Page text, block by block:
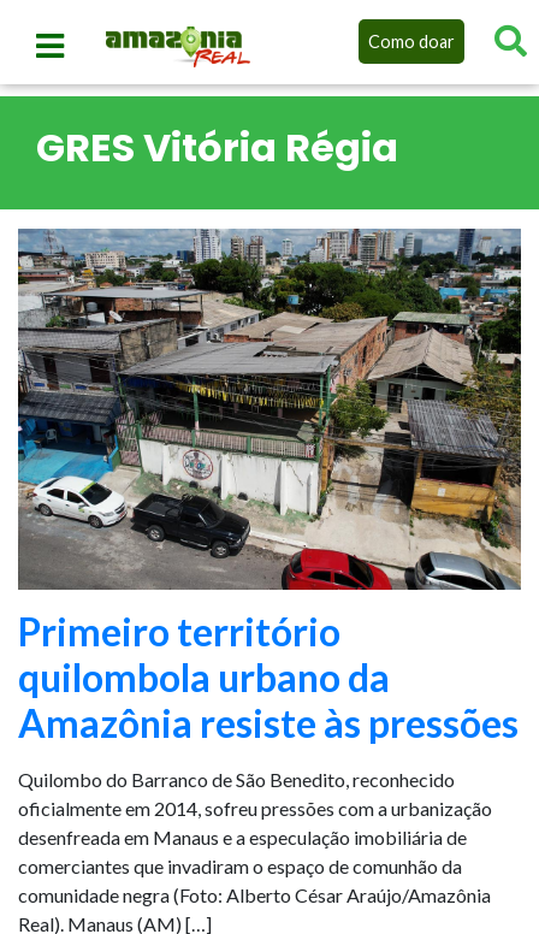
Como doar
GRES Vitória Régia
Primeiro território
quilombola urbano da
Amazônia resiste às pressões
Quilombo do Barranco de São Benedito, reconhecido
oficialmente em 2014, sofreu pressões com a urbanização
desenfreada em Manaus e a especulação imobiliária de
comerciantes que invadiram o espaço de comunhão da
comunidade negra (Foto: Alberto César Araújo/Amazônia
Real). Manaus (AM) […]